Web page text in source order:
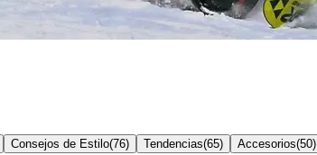
Consejos de Estilo(76) Tendencias(65) Accesorios(50)